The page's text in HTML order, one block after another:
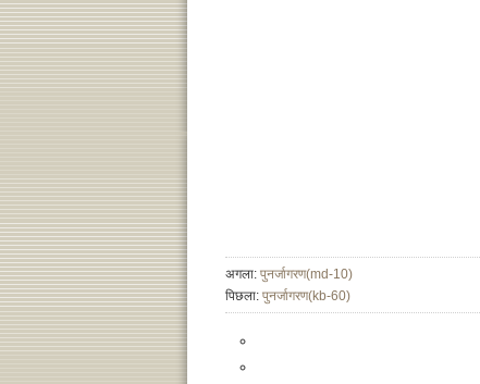
अगला: पुनर्जागरण(md-10)
पिछला: पुनर्जागरण(kb-60)